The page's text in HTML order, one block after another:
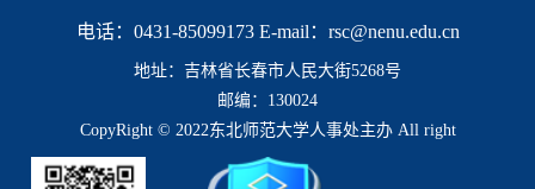
电话：0431-85099173 E-mail：rsc@nenu.edu.cn
地址：吉林省长春市人民大街5268号
邮编：130024
CopyRight © 2022东北师范大学人事处主办 All right